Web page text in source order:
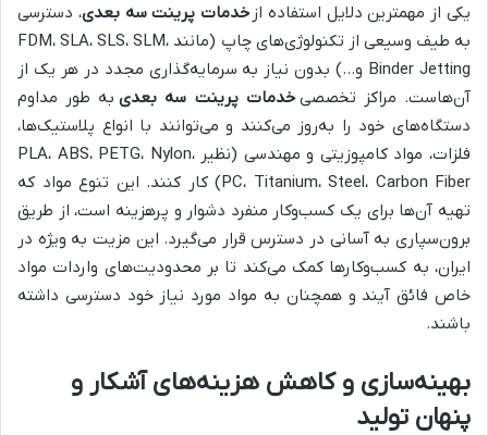
یکی از مهمترین دلایل استفاده از خدمات پرینت سه بعدی، دسترسی
به طیف وسیعی از تکنولوژی‌های چاپ (مانند FDM، SLA، SLS، SLM،
Binder Jetting و…) بدون نیاز به سرمایه‌گذاری مجدد در هر یک از
آن‌هاست. مراکز تخصصی خدمات پرینت سه بعدی به طور مداوم
دستگاه‌های خود را به‌روز می‌کنند و می‌توانند با انواع پلاستیک‌ها،
فلزات، مواد کامپوزیتی و مهندسی (نظیر PLA، ABS، PETG، Nylon،
PC، Titanium، Steel، Carbon Fiber) کار کنند. این تنوع مواد که
تهیه آن‌ها برای یک کسب‌وکار منفرد دشوار و پرهزینه است، از طریق
برون‌سپاری به آسانی در دسترس قرار می‌گیرد. این مزیت به ویژه در
ایران، به کسب‌وکارها کمک می‌کند تا بر محدودیت‌های واردات مواد
خاص فائق آیند و همچنان به مواد مورد نیاز خود دسترسی داشته
باشند.
بهینه‌سازی و کاهش هزینه‌های آشکار و
پنهان تولید